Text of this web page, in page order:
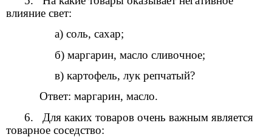
влияние свет:
а) соль, сахар;
б) маргарин, масло сливочное;
в) картофель, лук репчатый?
Ответ: маргарин, масло.
6. Для каких товаров очень важным является
товарное соседство: